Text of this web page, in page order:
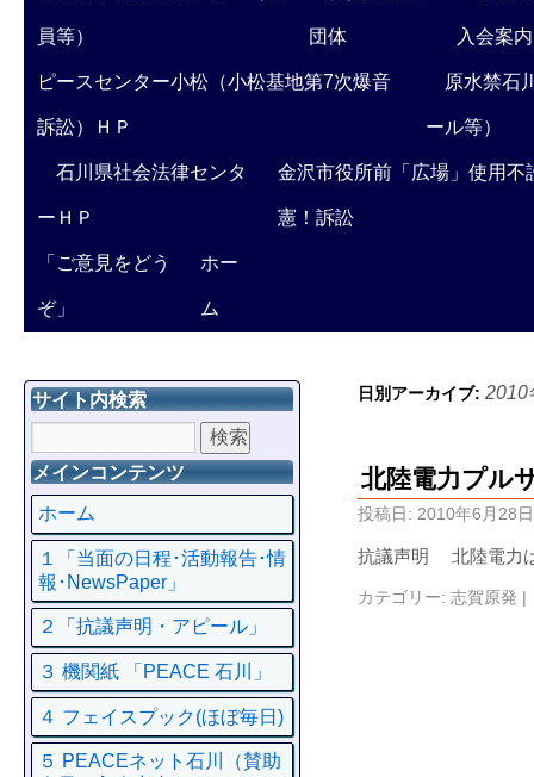
員等） 団体 入会案内
ピースセンター小松（小松基地第7次爆音
訴訟）ＨＰ
原水禁石
ール等）
石川県社会法律センタ
ーＨＰ
金沢市役所前「広場」使用不
憲！訴訟
「ご意見をどう
ぞ」
ホー
ム
日別アーカイブ: 2010
北陸電力プル
投稿日: 2010年6月28日
抗議声明 北陸電力
カテゴリー: 志賀原発 |
サイト内検索
メインコンテンツ
ホーム
１「当面の日程･活動報告･情
報･NewsPaper」
２「抗議声明・アピール」
３ 機関紙 「PEACE 石川」
４ フェイスプック(ほぼ毎日)
５ PEACEネット石川（賛助